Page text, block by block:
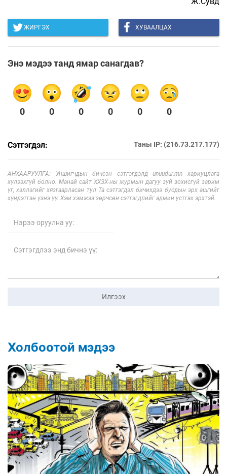
ЖИРГЭХ ХУВААЛЦАХ
Энэ мэдээ танд ямар санагдав?
0 0 0 0 0 0
Сэтгэгдэл: Таны IP: (216.73.217.177)
АНХААРУУЛГА: Уншигчдын бичсэн сэтгэгдэлд unuudur.mn хариуцлага
хүлээхгүй болно. Манай сайт ХХЗХ-ны журмын дагуу зүй зохисгүй зарим
үг, хэллэгийг хязгаарласан тул Та сэтгэгдэл бичихдээ бусдын эрх ашгийг
хүндэтгэн үзнэ үү. Хэм хэмжээ зөрчсөн сэтгэгдлийг админ устгах эрхтэй.
Илгээх
Холбоотой мэдээ